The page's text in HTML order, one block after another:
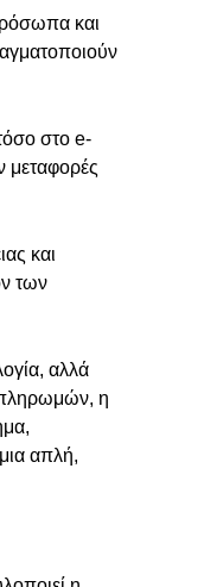
και
στο e-
μεταφορές
και
των
αλλά
πληρωμών, η
απλή,